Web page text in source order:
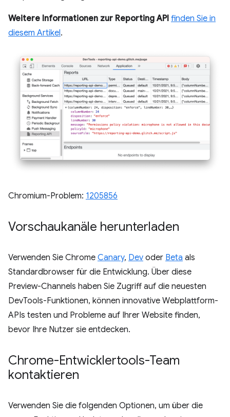
Weitere Informationen zur Reporting API finden Sie in
diesem Artikel.
Chromium-Problem: 1205856
Vorschaukanäle herunterladen
Verwenden Sie Chrome Canary, Dev oder Beta als
Standardbrowser für die Entwicklung. Über diese
Preview-Channels haben Sie Zugriff auf die neuesten
DevTools-Funktionen, können innovative Webplattform-
APIs testen und Probleme auf Ihrer Website finden,
bevor Ihre Nutzer sie entdecken.
Chrome-Entwicklertools-Team
kontaktieren
Verwenden Sie die folgenden Optionen, um über die